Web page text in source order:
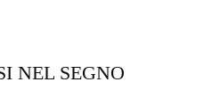
NEL SEGNO